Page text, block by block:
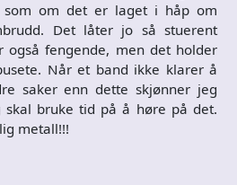
om det er laget i håp om
Det låter jo så stuerent
fengende, men det holder
Når et band ikke klarer å
saker enn dette skjønner jeg
bruke tid på å høre på det.
metall!!!